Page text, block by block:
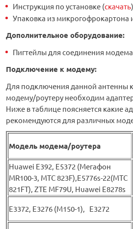
Инструкция по установке (скачать)
Упаковка из микрогофрокартона
Дополнительное оборудование:
Пигтейлы для соединения
Подключение к модему:
Для подключения данной антенны
модему/роутеру необходим
Ниже в таблице поясняется какие
рекомендуются для различных
Модель модема/роутера
Huawei Е392, E5372 (Мегафон
MR100-3, МТС 823F),E5776s-22(МТС
821FT), ZTE MF79U, Huawei E8278s
E3372, E3276 (М150-1), E3272